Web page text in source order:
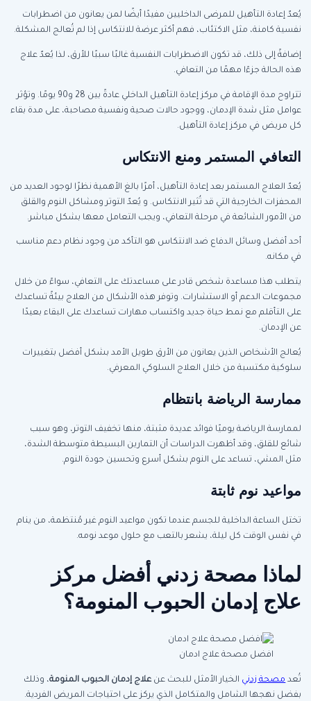
يُعدّ إعادة التأهيل للمرضى الداخليين مفيدًا أيضًا لمن يعانون من اضطرابات
نفسية كامنة، مثل الاكتئاب، فهم أكثر عرضة للانتكاس إذا لم تُعالج المشكلة.
إضافةً إلى ذلك، قد تكون الاضطرابات النفسية غالبًا سببًا للأرق، لذا يُعدّ علاج
هذه الحالة جزءًا مهمًا من التعافي.
تتراوح مدة الإقامة في مركز إعادة التأهيل الداخلي عادةً بين 28 و90 يومًا. وتؤثر
عوامل مثل شدة الإدمان، ووجود حالات صحية ونفسية مصاحبة، على مدة بقاء
كل مريض في مركز إعادة التأهيل.
التعافي المستمر ومنع الانتكاس
يُعدّ العلاج المستمر بعد إعادة التأهيل، أمرًا بالغ الأهمية نظرًا لوجود العديد من
المحفزات الخارجية التي قد تُثير الانتكاس. و يُعدّ التوتر ومشاكل النوم والقلق
من الأمور الشائعة في مرحلة التعافي، ويجب التعامل معها بشكل مباشر.
أحد أفضل وسائل الدفاع ضد الانتكاس هو التأكد من وجود نظام دعم مناسب
في مكانه.
يتطلب هذا مساعدة شخص قادر على مساعدتك على التعافي، سواءً من خلال
مجموعات الدعم أو الاستشارات. وتوفر هذه الأشكال من العلاج بيئةً تساعدك
على التأقلم مع نمط حياة جديد واكتساب مهارات تساعدك على البقاء بعيدًا
عن الإدمان.
يُعالج الأشخاص الذين يعانون من الأرق طويل الأمد بشكل أفضل بتغييرات
سلوكية مكتسبة من خلال العلاج السلوكي المعرفي.
ممارسة الرياضة بانتظام
لممارسة الرياضة يوميًا فوائد عديدة مثبتة، منها تخفيف التوتر، وهو سبب
شائع للقلق، وقد أظهرت الدراسات أن التمارين البسيطة متوسطة الشدة،
مثل المشي، تساعد على النوم بشكل أسرع وتحسين جودة النوم.
مواعيد نوم ثابتة
تختل الساعة الداخلية للجسم عندما تكون مواعيد النوم غير مُنتظمة، من ينام
في نفس الوقت كل ليلة، يشعر بالتعب مع حلول موعد نومه.
لماذا مصحة زدني أفضل مركز
علاج إدمان الحبوب المنومة؟
افضل مصحة علاج ادمان
تُعدمصحة زدني الخيار الأمثل للبحث عنعلاج إدمان الحبوب المنومة، وذلك
بفضل نهجها الشامل والمتكامل الذي يركز على احتياجات المريض الفردية.